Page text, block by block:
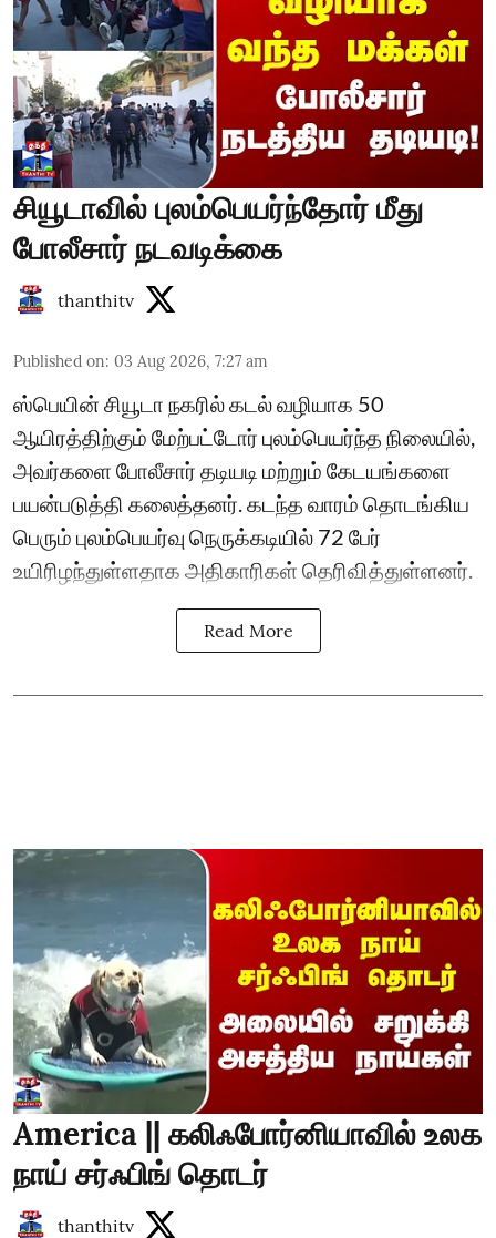
சியூடாவில் புலம்பெயர்ந்தோர் மீது
போலீசார் நடவடிக்கை
thanthitv
Published on: 03 Aug 2026, 7:27 am
ஸ்பெயின் சியூடா நகரில் கடல் வழியாக 50
ஆயிரத்திற்கும் மேற்பட்டோர் புலம்பெயர்ந்த நிலையில்,
அவர்களை போலீசார் தடியடி மற்றும் கேடயங்களை
பயன்படுத்தி கலைத்தனர். கடந்த வாரம் தொடங்கிய
பெரும் புலம்பெயர்வு நெருக்கடியில் 72 பேர்
உயிரிழந்துள்ளதாக அதிகாரிகள் தெரிவித்துள்ளனர்.
Read More
America || கலிஃபோர்னியாவில் உலக
நாய் சர்ஃபிங் தொடர்
thanthitv